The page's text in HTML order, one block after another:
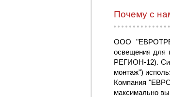
Почему c
ООО
освещения для
РЕГИОН-12).
монтаж")
Компания
максимально